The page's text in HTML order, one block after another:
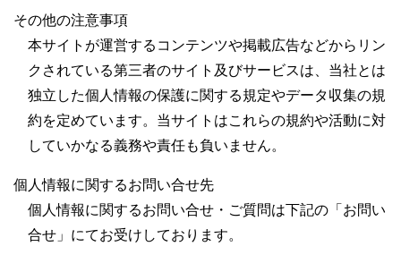
その他の注意事項
本サイトが運営するコンテンツや掲載広告などからリン
クされている第三者のサイト及びサービスは、当社とは
独立した個人情報の保護に関する規定やデータ収集の規
約を定めています。当サイトはこれらの規約や活動に対
していかなる義務や責任も負いません。
個人情報に関するお問い合せ先
個人情報に関するお問い合せ・ご質問は下記の「お問い
合せ」にてお受けしております。